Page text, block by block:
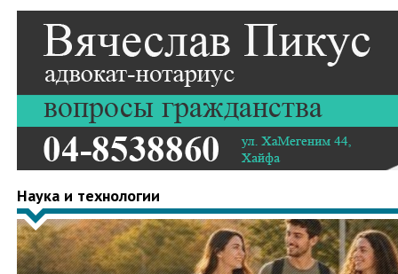
Наука и технологии